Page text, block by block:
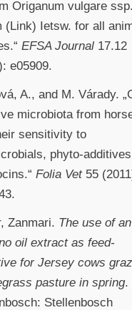
Origanum vulgare ssp.
(Link) Ietsw. for all
EFSA Journal 17.12
e05909.
A., and M. Várady.
microbiota from
sensitivity to
phyto-
Folia Vet55
Zanmari. The use of an
oil extract as feed-
for Jersey cows
pasture in spring.
Stellenbosch